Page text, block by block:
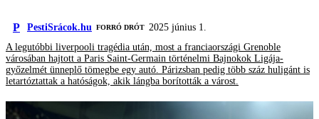
P PestiSrácok.hu FORRÓ DRÓT 2025 június 1.
A legutóbbi liverpooli tragédia után, most a franciaországi Grenoble
városában hajtott a Paris Saint-Germain történelmi Bajnokok Ligája-
győzelmét ünneplő tömegbe egy autó. Párizsban pedig több száz huligánt is
letartóztattak a hatóságok, akik lángba borították a várost.